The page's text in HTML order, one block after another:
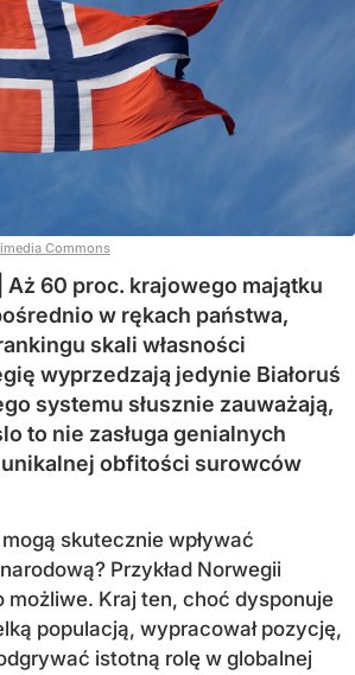
Commons
Aż 60 proc. krajowego majątku
w rękach państwa,
skali własności
wyprzedzają jedynie Białoruś
systemu słusznie zauważają,
to nie zasługa genialnych
obfitości surowców
skutecznie wpływać
Przykład Norwegii
możliwe. Kraj ten, choć dysponuje
populacją, wypracował pozycję,
istotną rolę w globalnej